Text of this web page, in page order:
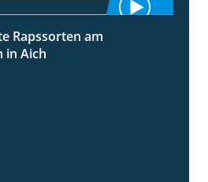
Rapssorten am
in Aich